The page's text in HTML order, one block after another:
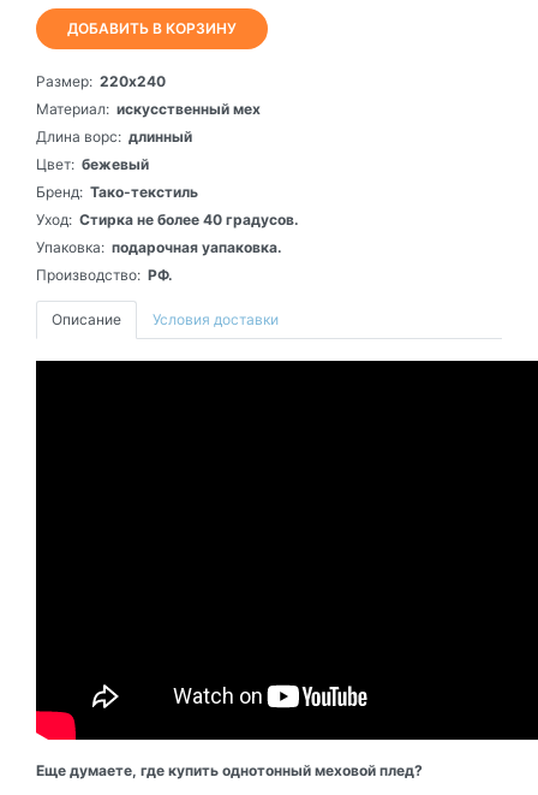
ДОБАВИТЬ В КОРЗИНУ
Размер: 220х240
Материал: искусственный мех
Длина ворс: длинный
Цвет: бежевый
Бренд: Тако-текстиль
Уход: Стирка не более 40 градусов.
Упаковка: подарочная уапаковка.
Производство: РФ.
Описание Условия доставки
Еще думаете, где купить однотонный меховой плед?